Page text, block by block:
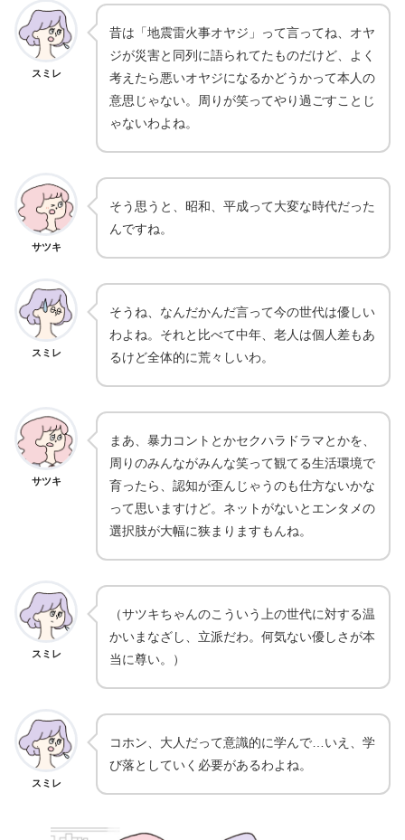
スミレ
昔は「地震雷火事オヤジ」って言ってね、オヤ
ジが災害と同列に語られてたものだけど、よく
考えたら悪いオヤジになるかどうかって本人の
意思じゃない。周りが笑ってやり過ごすことじ
ゃないわよね。
サツキ
そう思うと、昭和、平成って大変な時代だった
んですね。
スミレ
そうね、なんだかんだ言って今の世代は優しい
わよね。それと比べて中年、老人は個人差もあ
るけど全体的に荒々しいわ。
サツキ
まあ、暴力コントとかセクハラドラマとかを、
周りのみんながみんな笑って観てる生活環境で
育ったら、認知が歪んじゃうのも仕方ないかな
って思いますけど。ネットがないとエンタメの
選択肢が大幅に狭まりますもんね。
スミレ
（サツキちゃんのこういう上の世代に対する温
かいまなざし、立派だわ。何気ない優しさが本
当に尊い。）
スミレ
コホン、大人だって意識的に学んで…いえ、学
び落としていく必要があるわよね。